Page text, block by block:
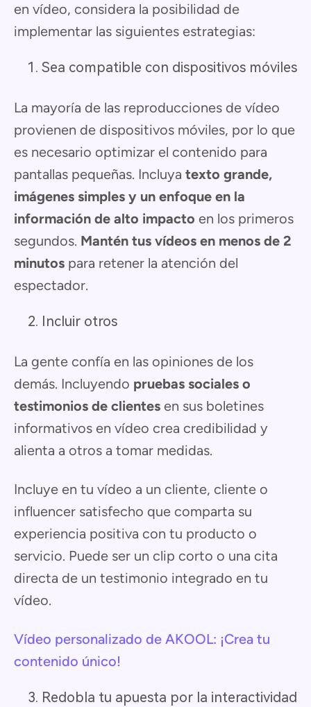
en vídeo, considera la posibilidad de
implementar las siguientes estrategias:
Sea compatible con dispositivos móviles
La mayoría de las reproducciones de vídeo
provienen de dispositivos móviles, por lo que
es necesario optimizar el contenido para
pantallas pequeñas. Incluya texto grande,
imágenes simples y un enfoque en la
información de alto impacto en los primeros
segundos. Mantén tus vídeos en menos de 2
minutos para retener la atención del
espectador.
Incluir otros
La gente confía en las opiniones de los
demás. Incluyendo pruebas sociales o
testimonios de clientes en sus boletines
informativos en vídeo crea credibilidad y
alienta a otros a tomar medidas.
Incluye en tu vídeo a un cliente, cliente o
influencer satisfecho que comparta su
experiencia positiva con tu producto o
servicio. Puede ser un clip corto o una cita
directa de un testimonio integrado en tu
vídeo.
Vídeo personalizado de AKOOL: ¡Crea tu
contenido único!
Redobla tu apuesta por la interactividad